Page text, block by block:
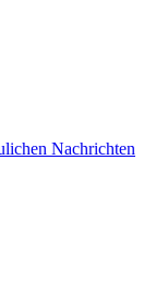
Nachrichten